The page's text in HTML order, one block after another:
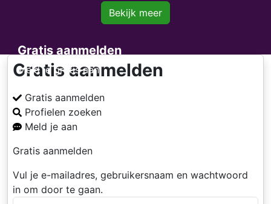
Bekijk meer
Gratis aanmelden
Meld je gratis aan
Gratis aanmelden
Gratis aanmelden
Profielen zoeken
Meld je aan
Gratis aanmelden
Vul je e-mailadres, gebruikersnaam en wachtwoord
in om door te gaan.